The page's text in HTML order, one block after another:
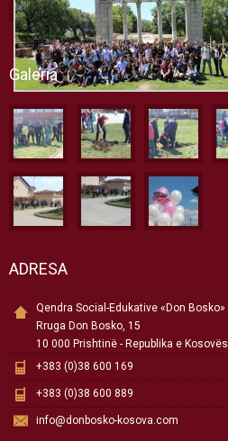
Galeria
ADRESA
Qendra Social-Edukative «Don Bosko»
Rruga Don Bosko, 15
10 000 Prishtinë - Republika e Kosovës
+383 (0)38 600 169
+383 (0)38 600 889
info@donbosko-kosova.com